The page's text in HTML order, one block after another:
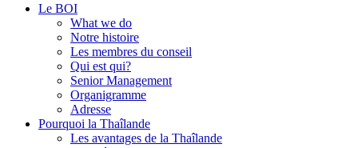
Le BOI
What we do
Notre histoire
Les membres du conseil
Qui est qui?
Senior Management
Organigramme
Adresse
Pourquoi la Thaîlande
Les avantages de la Thaîlande